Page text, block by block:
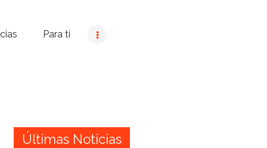
Para ti
Últimas Noticias